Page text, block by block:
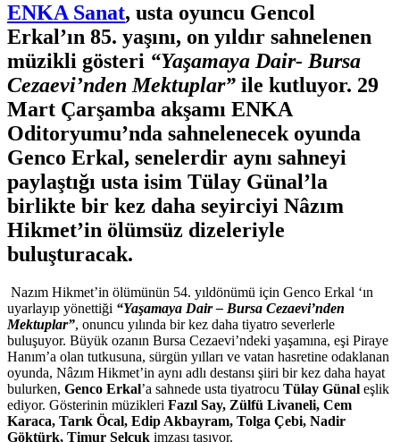
ENKA Sanat, usta oyuncu Gencol
Erkal’ın 85. yaşını, on yıldır sahnelenen
müzikli gösteri “Yaşamaya Dair- Bursa
Cezaevi’nden Mektuplar” ile kutluyor. 29
Mart Çarşamba akşamı ENKA
Oditoryumu’nda sahnelenecek oyunda
Genco Erkal, senelerdir aynı sahneyi
paylaştığı usta isim Tülay Günal’la
birlikte bir kez daha seyirciyi Nâzım
Hikmet’in ölümsüz dizeleriyle
buluşturacak.
Nazım Hikmet’in ölümünün 54. yıldönümü için Genco Erkal ‘ın
uyarlayıp yönettiği “Yaşamaya Dair – Bursa Cezaevi’nden
Mektuplar”, onuncu yılında bir kez daha tiyatro severlerle
buluşuyor. Büyük ozanın Bursa Cezaevi’ndeki yaşamına, eşi Piraye
Hanım’a olan tutkusuna, sürgün yılları ve vatan hasretine odaklanan
oyunda, Nâzım Hikmet’in aynı adlı destansı şiiri bir kez daha hayat
bulurken, Genco Erkal’a sahnede usta tiyatrocu Tülay Günal eşlik
ediyor. Gösterinin müzikleri Fazıl Say, Zülfü Livaneli, Cem
Karaca, Tarık Öcal, Edip Akbayram, Tolga Çebi, Nadir
Göktürk, Timur Selçuk imzası taşıyor.